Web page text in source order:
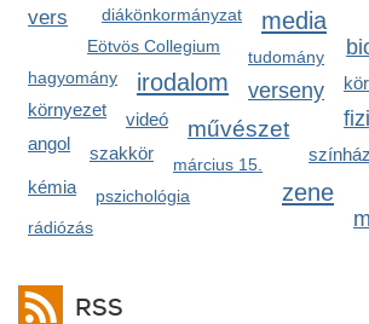
diákönkormányzat media
vers
Eötvös Collegium
hagyomány
irodalom
tudomány
környezet
verseny
videó művészet
angol szakkör színház
március 15.
kémia pszichológia zene
rádiózás
RSS